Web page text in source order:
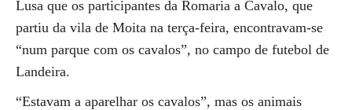
Lusa que os participantes da Romaria a Cavalo, que
partiu da vila de Moita na terça-feira, encontravam-se
“num parque com os cavalos”, no campo de futebol de
Landeira.
“Estavam a aparelhar os cavalos”, mas os animais